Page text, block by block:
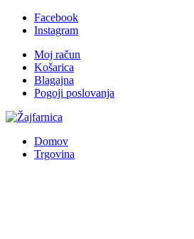
Facebook
Instagram
Moj račun
Košarica
Blagajna
Pogoji poslovanja
Domov
Trgovina